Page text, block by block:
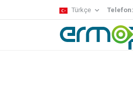
Türkçe Telefon: